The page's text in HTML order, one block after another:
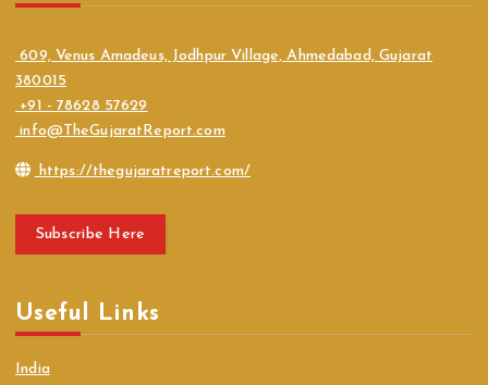
609, Venus Amadeus, Jodhpur Village, Ahmedabad, Gujarat
380015
+91 - 78628 57629
info@TheGujaratReport.com
https://thegujaratreport.com/
Subscribe Here
Useful Links
India